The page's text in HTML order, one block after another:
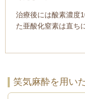
治療後には酸素濃度
た亜酸化窒素は直ち
笑気麻酔を用い